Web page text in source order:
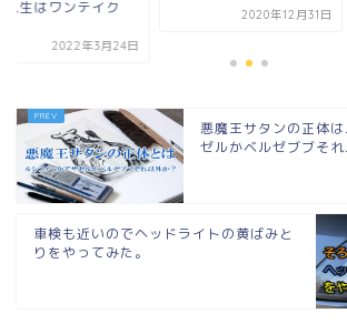
人生はワンテイク
2022年3月24日
2020年12月31日
悪魔王サタンの正体
ゼルかベルゼブブそれ
車検も近いのでヘッドライトの黄ばみと
りをやってみた。